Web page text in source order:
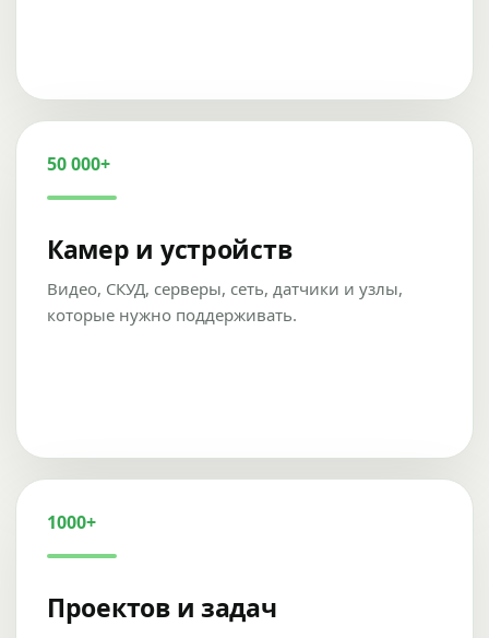
50 000+
Камер и устройств
Видео, СКУД, серверы, сеть, датчики и узлы,
которые нужно поддерживать.
1000+
Проектов и задач